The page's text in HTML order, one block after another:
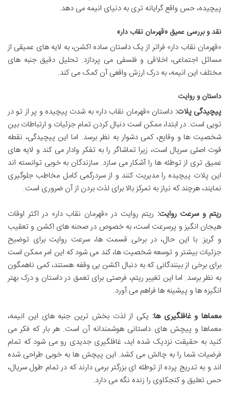
پیچیده، حس واقع گرایانه تری به دنیای انیمه می دهد.
نقد و بررسی عمیق «قهرمان نقاب دار»
«قهرمان نقاب دار» فراتر از یک داستان ساده اکشن، به لایه های عمیقی از
مسائل اجتماعی، اخلاقی و فلسفی می پردازد. تحلیل دقیق جنبه های
مختلف این انیمه، به درک ارزش واقعی آن کمک می کند.
داستان و روایت
پیچیدگی پلات: داستان «قهرمان نقاب دار» به شدت پیچیده و پر از تو در
تویی است. در ابتدا، ممکن است دنبال کردن تمام جزئیات و ارتباطات بین
شخصیت ها و وقایع، کمی دشوار به نظر برسد. اما این پیچیدگی، نقطه
قوت اصلی سریال است، زیرا تماشاگر را به تفکر وادار می کند و لایه های
عمیق تری از توطئه ها را آشکار می سازد. سازندگان به خوبی توانسته اند
این پلات پیچیده را مدیریت کنند و از سردرگمی کامل مخاطب جلوگیری
نمایند، هرچند که نیاز به تمرکز بالا برای لذت بردن از آن ضروری است.
ریتم و سرعت روایت: ریتم روایت در «قهرمان نقاب دار» در اکثر اوقات
هیجان انگیز و پرسرعت است، به خصوص در صحنه های اکشن و تعقیب
و گریز. با این حال، در برخی قسمت ها، سرعت روایت برای توضیح
جزئیات بیشتر و توسعه شخصیت ها، کند می شود که این امر ممکن است
برای برخی از بینندگانی که به دنبال اکشن بی وقفه هستند، کمی ناهمگون
به نظر برسد. اما این تغییر ریتم، فرصتی برای تعمق در داستان و درک بهتر
انگیزه ها و پیشینه ها فراهم می آورد.
معماها و غافلگیری ها: یکی از لذت بخش ترین جنبه های این انیمه،
معماها و پیچش های داستانی هوشمندانه آن است. هر بار که فکر می
کنید به حقیقت نزدیک شده اید، غافلگیری جدیدی رو می شود که تمام
فرضیات شما را به چالش می کشد. این پیچش ها به خوبی طراحی شده
اند و به تدریج پرده از توطئه ای بزرگتر برمی دارند که در تمام طول سریال،
حس تعلیق و کنجکاوی را زنده نگه می دارد.